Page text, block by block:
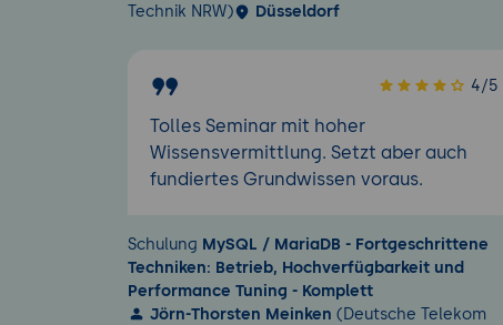
Technik NRW)
Düsseldorf
4/5
Tolles Seminar mit hoher
Wissensvermittlung. Setzt aber auch
fundiertes Grundwissen voraus.
Schulung MySQL / MariaDB - Fortgeschrittene
Techniken: Betrieb, Hochverfügbarkeit und
Performance Tuning - Komplett
Jörn-Thorsten Meinken (Deutsche Telekom